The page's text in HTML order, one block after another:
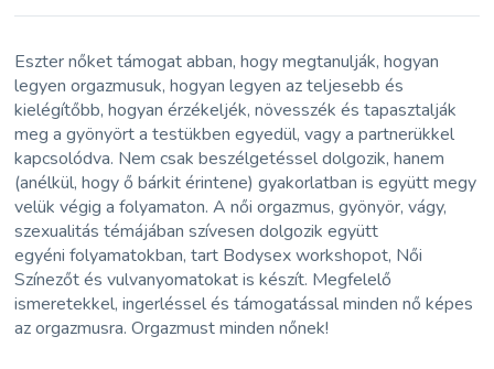
Eszter nőket támogat abban, hogy megtanulják, hogyan
legyen orgazmusuk, hogyan legyen az teljesebb és
kielégítőbb, hogyan érzékeljék, növesszék és tapasztalják
meg a gyönyört atestükben egyedül, vagy a partnerükkel
kapcsolódva. Nem csak beszélgetéssel dolgozik,hanem
(anélkül, hogy ő bárkit érintene) gyakorlatban is együtt megy
velük végig a folyamaton.A női orgazmus, gyönyör, vágy,
szexualitás témájában szívesen dolgozik együtt
egyénifolyamatokban, tart Bodysex workshopot, Női
Színezőt és vulvanyomatokat is készít. Megfelelő
ismeretekkel, ingerléssel és támogatással minden nő képes
az orgazmusra. Orgazmust minden nőnek!